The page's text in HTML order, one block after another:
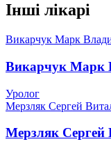
Інші лікарі
Викарчук Марк
Викарчук Марк
Уролог
Мерзляк Сергей
Мерзляк Сергей